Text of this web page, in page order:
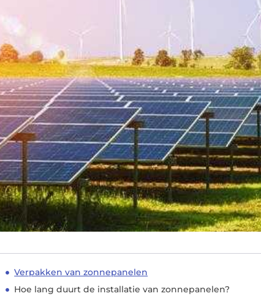
Verpakken van zonnepanelen
Hoe lang duurt de installatie van zonnepanelen?